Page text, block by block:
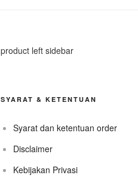
product left sidebar
SYARAT & KETENTUAN
Syarat dan ketentuan order
Disclaimer
Kebijakan Privasi